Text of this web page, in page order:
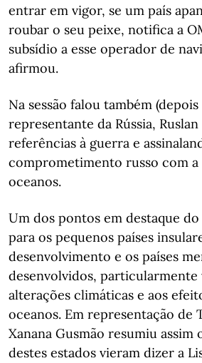
entrar em vigor, se um país
roubar o seu peixe, notifica a
subsídio a esse operador de
afirmou.
Na sessão falou também
representante da Rússia,
referências à guerra e
comprometimento russo com
oceanos.
Um dos pontos em destaque
para os pequenos países
desenvolvimento e os países
desenvolvidos, particularmente
alterações climáticas e aos
oceanos. Em representação de
Xanana Gusmão resumiu assim
destes estados vieram dizer a